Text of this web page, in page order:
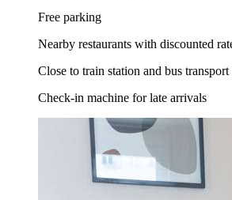
Free parking
Nearby restaurants with discounted
Close to train station and bus
Check-in machine for late arrivals